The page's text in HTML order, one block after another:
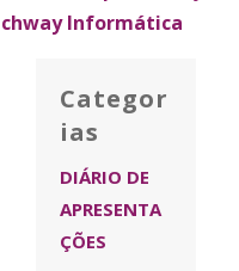
Informática
Categor
ias
DIÁRIO DE
APRESENTA
ÇÕES